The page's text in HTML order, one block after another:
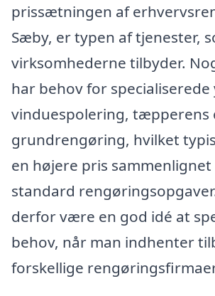
prissætningen af
Sæby, er typen af tjenester,
virksomhederne tilbyder.
har behov for specialiserede
vinduespolering, tæpperens
grundrengøring, hvilket
en højere pris sammenlignet
standard
derfor være en god idé at
behov, når man indhenter
forskellige